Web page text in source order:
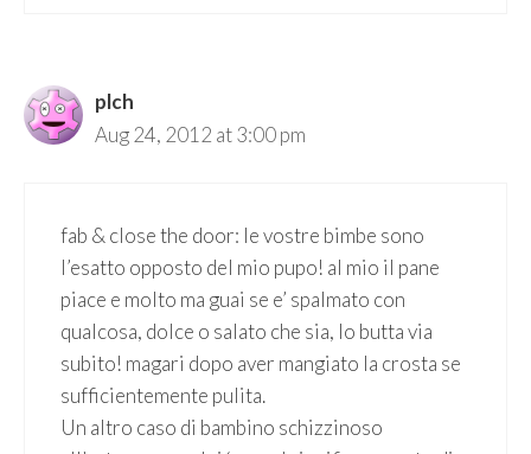
plch
Aug 24, 2012 at 3:00 pm
fab & close the door: le vostre bimbe sono
l’esatto opposto del mio pupo! al mio il pane
piace e molto ma guai se e’ spalmato con
qualcosa, dolce o salato che sia, lo butta via
subito! magari dopo aver mangiato la crosta se
sufficientemente pulita.
Un altro caso di bambino schizzinoso